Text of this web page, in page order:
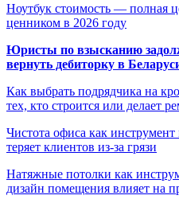
Ноутбук стоимость — полная
ценником в 2026 году
Юристы по взысканию
вернуть дебиторку в
Как выбрать подрядчика на
тех, кто строится или делает
Чистота офиса как
теряет клиентов из-за грязи
Натяжные потолки как
дизайн помещения влияет на